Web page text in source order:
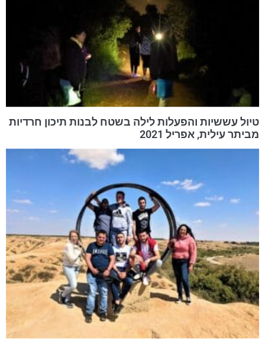
טיול עששיות והפעלות לילה בשטח לבנות תיכון חרדיות
מביתר עילית, אפריל 2021